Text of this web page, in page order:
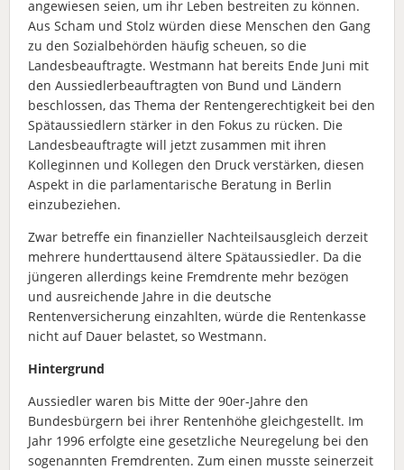
angewiesen seien, um ihr Leben bestreiten zu können.
Aus Scham und Stolz würden diese Menschen den Gang
zu den Sozialbehörden häufig scheuen, so die
Landesbeauftragte. Westmann hat bereits Ende Juni mit
den Aussiedlerbeauftragten von Bund und Ländern
beschlossen, das Thema der Rentengerechtigkeit bei den
Spätaussiedlern stärker in den Fokus zu rücken. Die
Landesbeauftragte will jetzt zusammen mit ihren
Kolleginnen und Kollegen den Druck verstärken, diesen
Aspekt in die parlamentarische Beratung in Berlin
einzubeziehen.
Zwar betreffe ein finanzieller Nachteilsausgleich derzeit
mehrere hunderttausend ältere Spätaussiedler. Da die
jüngeren allerdings keine Fremdrente mehr bezögen
und ausreichende Jahre in die deutsche
Rentenversicherung einzahlten, würde die Rentenkasse
nicht auf Dauer belastet, so Westmann.
Hintergrund
Aussiedler waren bis Mitte der 90er-Jahre den
Bundesbürgern bei ihrer Rentenhöhe gleichgestellt. Im
Jahr 1996 erfolgte eine gesetzliche Neuregelung bei den
sogenannten Fremdrenten. Zum einen musste seinerzeit